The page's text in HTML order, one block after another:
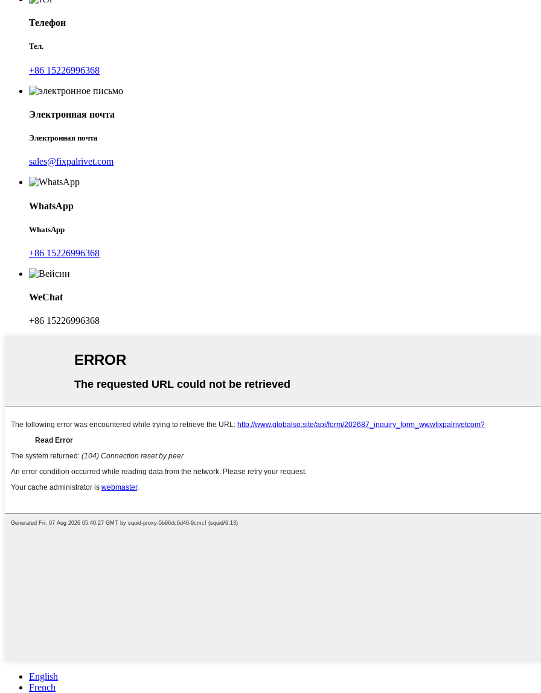
Телефон
Тел.
+86 15226996368
Электронная почта
Электронная почта
sales@fixpalrivet.com
WhatsApp
WhatsApp
+86 15226996368
WeChat
+86 15226996368
English
French